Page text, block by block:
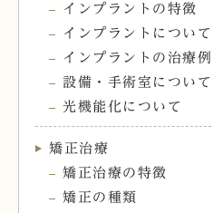
インプラントの特徴
インプラントについて
インプラントの治療例
設備・手術室について
光機能化について
矯正治療
矯正治療の特徴
矯正の種類